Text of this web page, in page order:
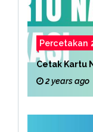
Percetakan
Cetak Kartu
2 years ago